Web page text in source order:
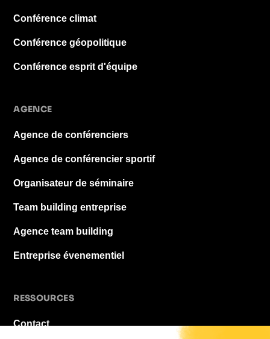
Conférence climat
Conférence géopolitique
Conférence esprit d'équipe
AGENCE
Agence de conférenciers
Agence de conférencier sportif
Organisateur de séminaire
Team building entreprise
Agence team building
Entreprise évenementiel
RESSOURCES
Contact